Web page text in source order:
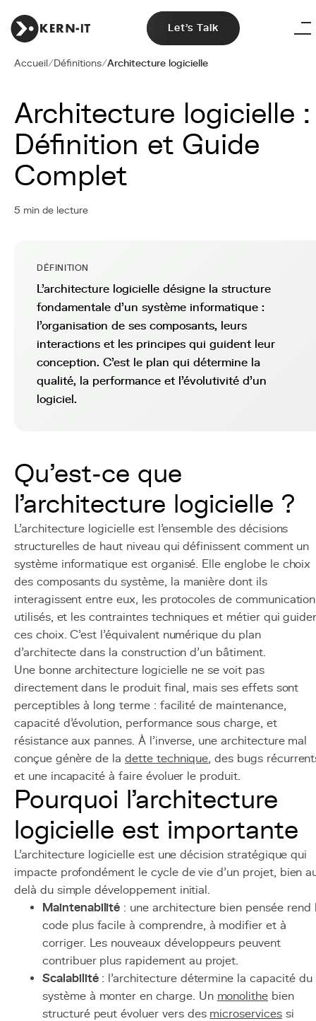
Let's Talk
Accueil/Définitions/Architecture logicielle
Architecture logicielle :
Définition et Guide
Complet
5 min de lecture
DÉFINITION
L'architecture logicielle désigne la structure
fondamentale d'un système informatique :
l'organisation de ses composants, leurs
interactions et les principes qui guident leur
conception. C'est le plan qui détermine la
qualité, la performance et l'évolutivité d'un
logiciel.
Qu'est-ce que
l'architecture logicielle ?
L'architecture logicielle est l'ensemble des décisions
structurelles de haut niveau qui définissent comment un
système informatique est organisé. Elle englobe le choix
des composants du système, la manière dont ils
interagissent entre eux, les protocoles de communication
utilisés, et les contraintes techniques et métier qui
ces choix. C'est l'équivalent numérique du plan
d'architecte dans la construction d'un bâtiment.
Une bonne architecture logicielle ne se voit pas
directement dans le produit final, mais ses effets sont
perceptibles à long terme : facilité de maintenance,
capacité d'évolution, performance sous charge, et
résistance aux pannes. À l'inverse, une architecture mal
conçue génère de ladette technique, des bugs
et une incapacité à faire évoluer le produit.
Pourquoi l'architecture
logicielle est importante
L'architecture logicielle est une décision stratégique qui
impacte profondément le cycle de vie d'un projet, bien
delà du simple développement initial.
Maintenabilité : une architecture bien pensée rend
code plus facile à comprendre, à modifier et à
corriger. Les nouveaux développeurs peuvent
contribuer plus rapidement au projet.
Scalabilité: l'architecture détermine la capacité du
système à monter en charge. Un monolithe bien
structuré peut évoluer vers des microservicessi